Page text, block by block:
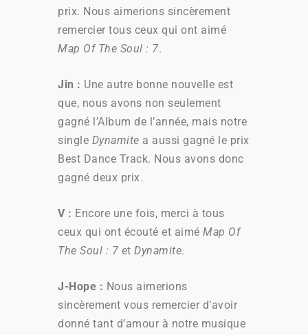
prix. Nous aimerions sincèrement
remercier tous ceux qui ont aimé
Map Of The Soul : 7.
Jin : Une autre bonne nouvelle est
que, nous avons non seulement
gagné l’Album de l’année, mais notre
single Dynamite a aussi gagné le prix
Best Dance Track. Nous avons donc
gagné deux prix.
V: Encore une fois, merci à tous
ceux qui ont écouté et aimé Map Of
The Soul : 7 et Dynamite.
J-Hope : Nous aimerions
sincèrement vous remercier d’avoir
donné tant d’amour à notre musique